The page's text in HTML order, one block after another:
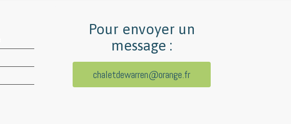
Pour envoyer un
message :
chaletdewarren@orange.fr